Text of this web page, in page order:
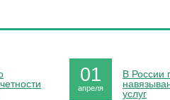
01
апреля
В России
услуг